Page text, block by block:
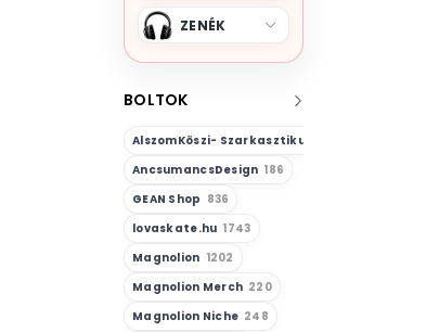
ZENÉK
BOLTOK
AlszomKöszi- Szarkasztikus-Vicces-Önazonos
AncsumancsDesign 186
GEAN Shop 836
lovaskate.hu 1743
Magnolion 1202
Magnolion Merch 220
Magnolion Niche 248